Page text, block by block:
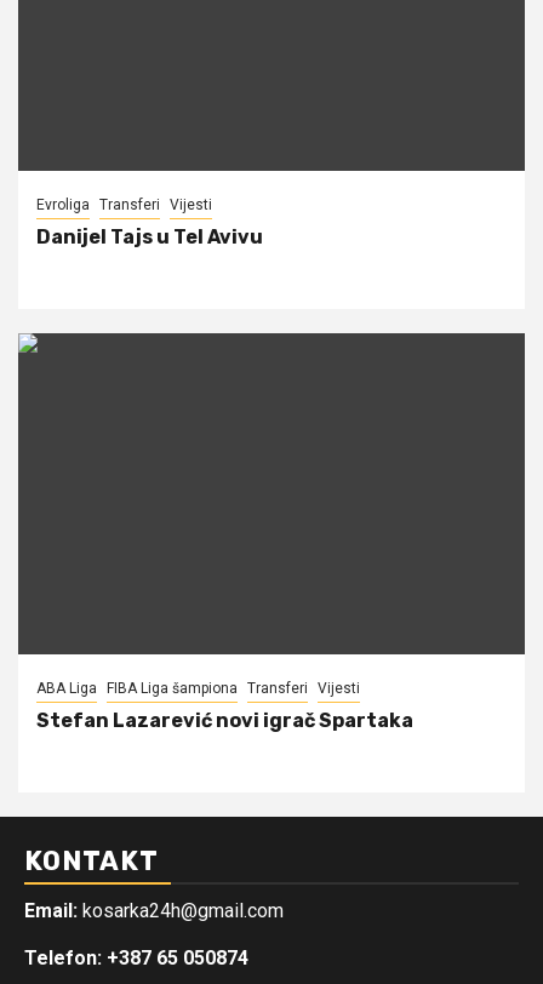
Evroliga Transferi Vijesti
Danijel Tajs u Tel Avivu
ABA Liga FIBA Liga šampiona Transferi Vijesti
Stefan Lazarević novi igrač Spartaka
KONTAKT
Email: kosarka24h@gmail.com
Telefon: +387 65 050874